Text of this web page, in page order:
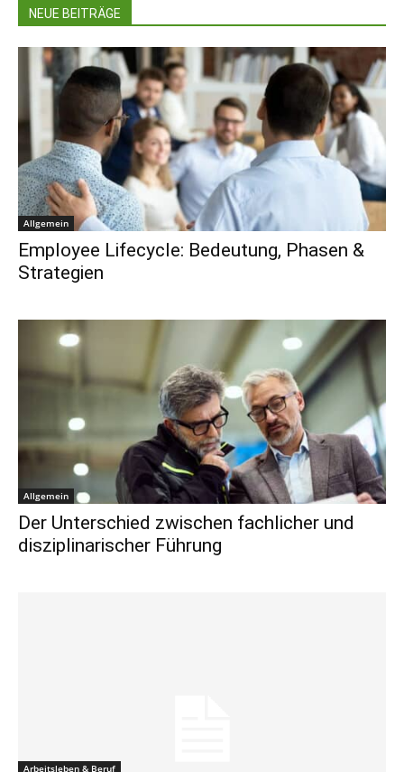
NEUE BEITRÄGE
Allgemein
Employee Lifecycle: Bedeutung, Phasen &
Strategien
Allgemein
Der Unterschied zwischen fachlicher und
disziplinarischer Führung
Arbeitsleben & Beruf